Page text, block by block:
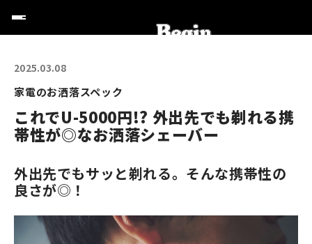
2025.03.08
家電のお洒落スペック
これでU-5000円!? 外出先でも剃れる携
帯性が◎なお洒落シェーバー
外出先でもサッと剃れる。そんな携帯性の
良さが◎！